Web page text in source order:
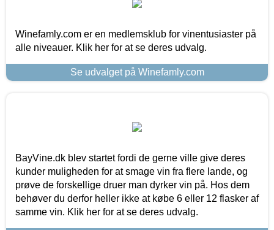
Winefamly.com er en medlemsklub for vinentusiaster på
alle niveauer. Klik her for at se deres udvalg.
Se udvalget på Winefamly.com
BayVine.dk blev startet fordi de gerne ville give deres
kunder muligheden for at smage vin fra flere lande, og
prøve de forskellige druer man dyrker vin på. Hos dem
behøver du derfor heller ikke at købe 6 eller 12 flasker af
samme vin. Klik her for at se deres udvalg.